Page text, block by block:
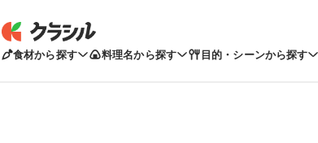
食材から探す 料理名から探す 目的・シーンから探す